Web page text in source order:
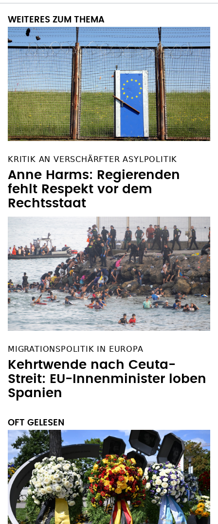
WEITERES ZUM THEMA
KRITIK AN VERSCHÄRFTER ASYLPOLITIK
Anne Harms: Regierenden
fehlt Respekt vor dem
Rechtsstaat
MIGRATIONSPOLITIK IN EUROPA
Kehrtwende nach Ceuta-
Streit: EU-Innenminister loben
Spanien
OFT GELESEN